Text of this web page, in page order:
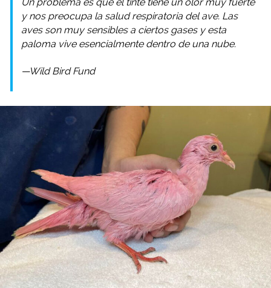
y nos preocupa la salud respiratoria del ave. Las
aves son muy sensibles a ciertos gases y esta
paloma vive esencialmente dentro de una nube.
—Wild Bird Fund